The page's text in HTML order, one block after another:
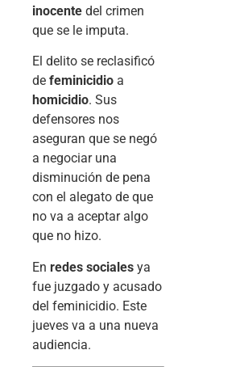
inocente del crimen
que se le imputa.
El delito se reclasificó
de feminicidio a
homicidio. Sus
defensores nos
aseguran que se negó
a negociar una
disminución de pena
con el alegato de que
no va a aceptar algo
que no hizo.
En redes sociales ya
fue juzgado y acusado
del feminicidio. Este
jueves va a una nueva
audiencia.